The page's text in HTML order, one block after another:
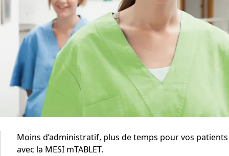
Moins d’administratif, plus de temps pour vos patients
avec la MESI mTABLET.